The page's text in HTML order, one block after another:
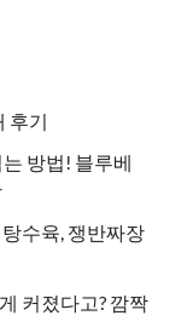
후기
방법! 블루베
수육, 쟁반짜장
커졌다고? 깜짝